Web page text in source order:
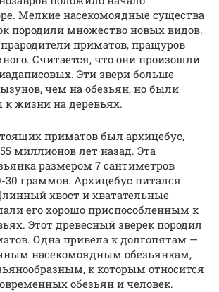
Мелкие насекомоядные существа
породили множество новых видов.
приматов, пращуров
Считается, что они произошли
Эти звери больше
чем на обезьян, но были
к жизни на деревьях.
приматов был архицебус,
миллионов лет назад. Эта
размером 7 сантиметров
30 граммов. Архицебус питался
хвост и хватательные
его хорошо приспособленным к
Этот древесный зверек породил
Одна привела к долгопятам —
насекомоядным обезьянкам,
к которым относится
обезьян и человек.